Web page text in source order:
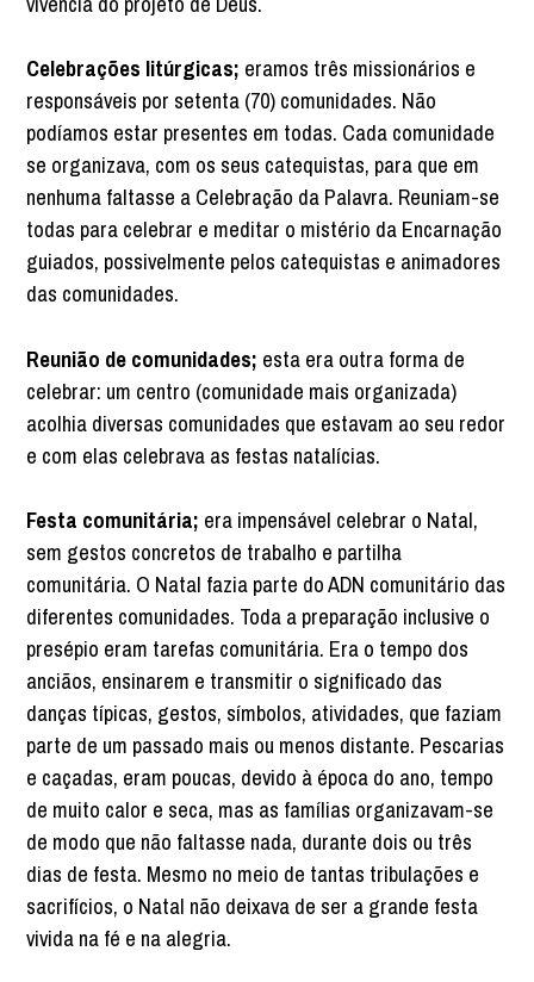
Celebrações litúrgicas; eramos três missionários e
responsáveis por setenta (70) comunidades. Não
podíamos estar presentes em todas. Cada comunidade
se organizava, com os seus catequistas, para que em
nenhuma faltasse a Celebração da Palavra. Reuniam-se
todas para celebrar e meditar o mistério da Encarnação
guiados, possivelmente pelos catequistas e animadores
das comunidades.
Reunião de comunidades; esta era outra forma de
celebrar: um centro (comunidade mais organizada)
acolhia diversas comunidades que estavam ao seu redor
e com elas celebrava as festas natalícias.
Festa comunitária; era impensável celebrar o Natal,
sem gestos concretos de trabalho e partilha
comunitária. O Natal fazia parte do ADN comunitário das
diferentes comunidades. Toda a preparação inclusive o
presépio eram tarefas comunitária. Era o tempo dos
anciãos, ensinarem e transmitir o significado das
danças típicas, gestos, símbolos, atividades, que faziam
parte de um passado mais ou menos distante. Pescarias
e caçadas, eram poucas, devido à época do ano, tempo
de muito calor e seca, mas as famílias organizavam-se
de modo que não faltasse nada, durante dois ou três
dias de festa. Mesmo no meio de tantas tribulações e
sacrifícios, o Natal não deixava de ser a grande festa
vivida na fé e na alegria.